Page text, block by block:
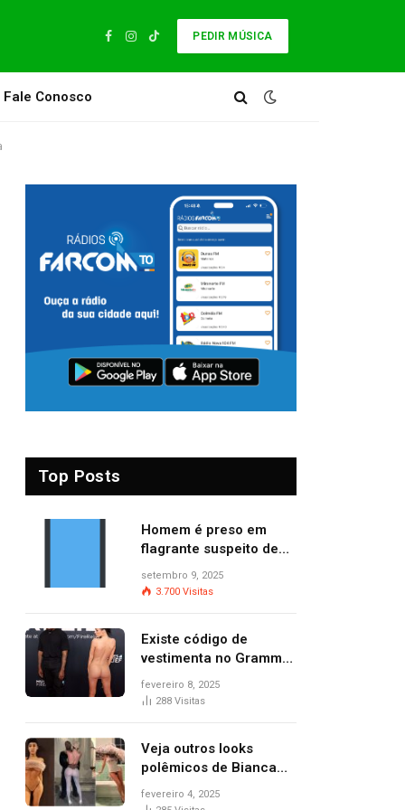
Facebook
Instagram
TikTok
PEDIR MÚSICA
Fale Conosco
Top Posts
Homem é preso em
flagrante suspeito de
provocar dois incêndios
criminosos no mesmo
setembro 9, 2025
3.700 Visitas
Existe código de
vestimenta no Grammy?
Questionamento surgiu
após Bianca Censori,
premiação
fevereiro 8, 2025
288 Visitas
Veja outros looks
polêmicos de Bianca
Censori, esposa de
Kanye West que
fevereiro 4, 2025